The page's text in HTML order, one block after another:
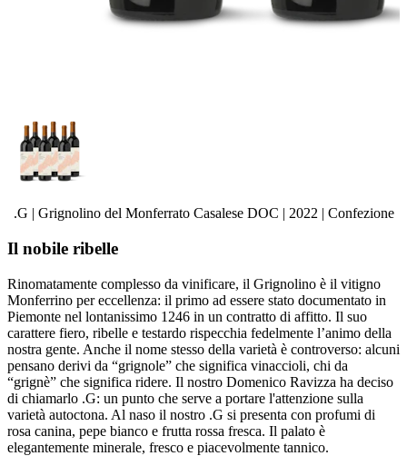
.G | Grignolino del Monferrato Casalese DOC | 2022 | Confezione
Il nobile ribelle
Rinomatamente complesso da vinificare, il Grignolino è il vitigno
Monferrino per eccellenza: il primo ad essere stato documentato in
Piemonte nel lontanissimo 1246 in un contratto di affitto. Il suo
carattere fiero, ribelle e testardo rispecchia fedelmente l’animo della
nostra gente. Anche il nome stesso della varietà è controverso: alcuni
pensano derivi da “grignole” che significa vinaccioli, chi da
“grignè” che significa ridere. Il nostro Domenico Ravizza ha deciso
di chiamarlo .G: un punto che serve a portare l'attenzione sulla
varietà autoctona. Al naso il nostro .G si presenta con profumi di
rosa canina, pepe bianco e frutta rossa fresca. Il palato è
elegantemente minerale, fresco e piacevolmente tannico.